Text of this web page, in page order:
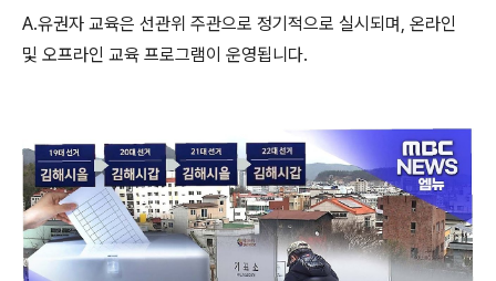
A.유권자 교육은 선관위 주관으로 정기적으로 실시되며, 온라인
및 오프라인 교육 프로그램이 운영됩니다.